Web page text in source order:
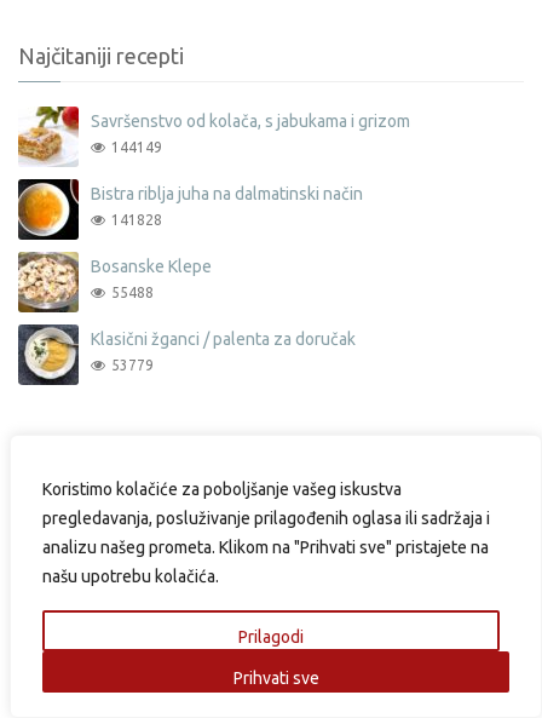
Koristimo kolačiće za poboljšanje vašeg iskustva
pregledavanja, posluživanje prilagođenih oglasa ili sadržaja i
analizu našeg prometa. Klikom na "Prihvati sve" pristajete na
našu upotrebu kolačića.
Prilagodi
Prihvati sve
Najčitaniji recepti
Savršenstvo od kolača, s jabukama i grizom
144149
Bistra riblja juha na dalmatinski način
141828
Bosanske Klepe
55488
Klasični žganci / palenta za doručak
53779
Stranice
Kontakt
Partneri